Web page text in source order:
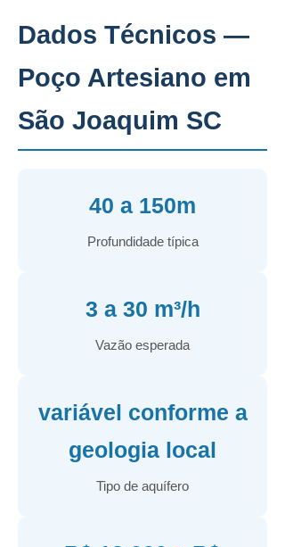
Dados Técnicos —
Poço Artesiano em
São Joaquim SC
40 a 150m
Profundidade típica
3 a 30 m³/h
Vazão esperada
variável conforme a
geologia local
Tipo de aquífero